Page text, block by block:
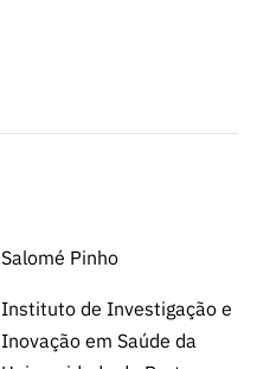
Salomé Pinho
Instituto de Investigação e
Inovação em Saúde da